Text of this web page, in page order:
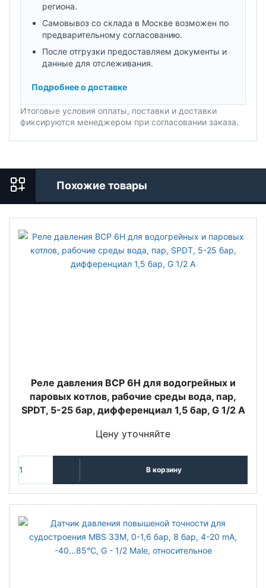
региона.
Самовывоз со склада в Москве возможен по
предварительному согласованию.
После отгрузки предоставляем документы и
данные для отслеживания.
Подробнее о доставке
Итоговые условия оплаты, поставки и доставки
фиксируются менеджером при согласовании заказа.
Похожие товары
Реле давления BCP 6H для водогрейных и
паровых котлов, рабочие среды вода, пар,
SPDT, 5-25 бар, дифференциал 1,5 бар, G 1/2 A
Цену уточняйте
В корзину